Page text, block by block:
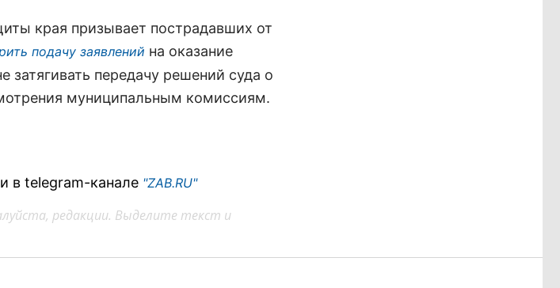
края призывает пострадавших от
подачу заявлений на оказание
передачу решений суда о
муниципальным комиссиям.
в telegram-канале "ZAB.RU"
редакции. Выделите текст и